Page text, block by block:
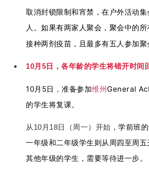
取消封锁限制和宵禁 ，在户外活动
人。如果有两家人聚会，聚会中的
接种两剂疫苗，且最多有五人参加聚
10月5日，各年龄的学生将错开时间
10月5日 ，准备参加维州General
的学生将复课。
从10月18日（周一）开始 ，学前班
一年级和二年级学生则从周四至周
其他年级的学生，需要等待进一步。